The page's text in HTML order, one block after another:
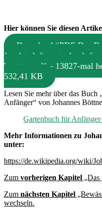
Hier können Sie diesen
Download “PDF Das
feuchte-luft-gartenbuch-
boettner.pdf – 13827-mal
532,41 KB
Lesen Sie mehr über das Buch
Anfänger“ von Johannes
Gartenbuch für
Mehr Informationen zu
unter:
https://de.wikipedia.org/wiki/
Zum vorherigen Kapitel „Das
Zum nächsten Kapitel
wechseln.